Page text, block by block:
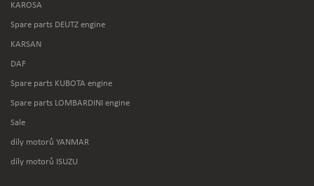
KAROSA
Spare parts DEUTZ engine
KARSAN
DAF
Spare parts KUBOTA engine
Spare parts LOMBARDINI engine
Sale
díly motorů YANMAR
díly motorů ISUZU